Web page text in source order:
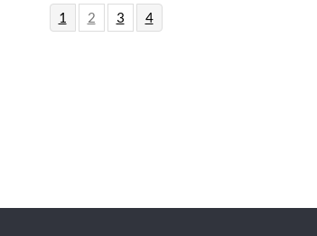
1 2 3 4